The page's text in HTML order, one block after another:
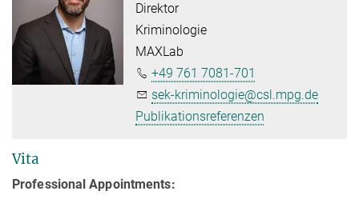
Direktor
Kriminologie
MAXLab
+49 761 7081-701
sek-kriminologie@csl.mpg.de
Publikationsreferenzen
Vita
Pro­fes­sio­nal Ap­point­ments: